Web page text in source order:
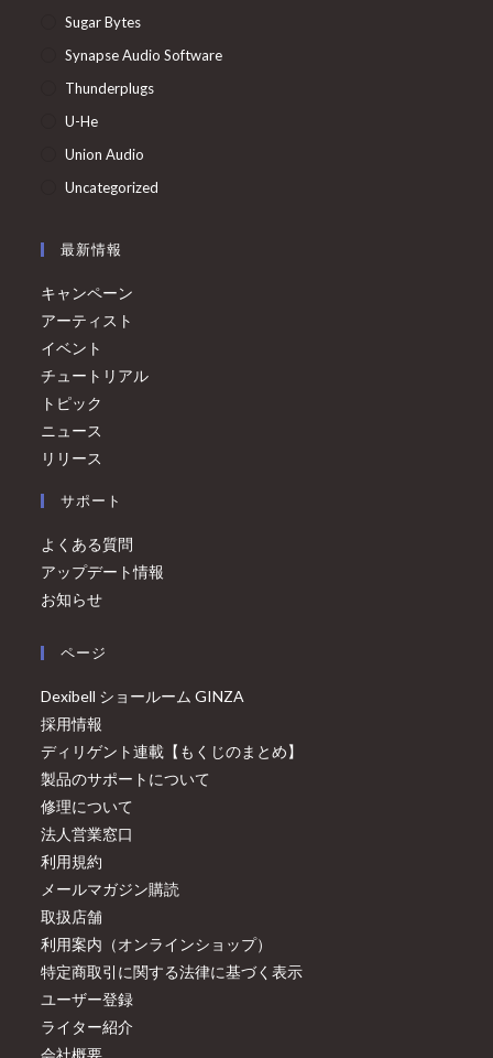
Sugar Bytes
Synapse Audio Software
Thunderplugs
U-He
Union Audio
Uncategorized
最新情報
キャンペーン
アーティスト
イベント
チュートリアル
トピック
ニュース
リリース
サポート
よくある質問
アップデート情報
お知らせ
ページ
Dexibell ショールーム GINZA
採用情報
ディリゲント連載【もくじのまとめ】
製品のサポートについて
修理について
法人営業窓口
利用規約
メールマガジン購読
取扱店舗
利用案内（オンラインショップ）
特定商取引に関する法律に基づく表示
ユーザー登録
ライター紹介